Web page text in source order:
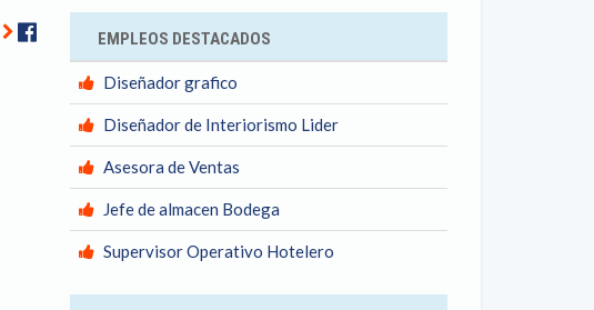
FacebookEMPLEOS DESTACADOS
Diseñador grafico
Diseñador de Interiorismo Lider
Asesora de Ventas
Jefe de almacen Bodega
Supervisor Operativo Hotelero